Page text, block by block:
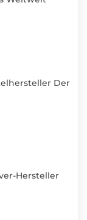
Der
Hersteller